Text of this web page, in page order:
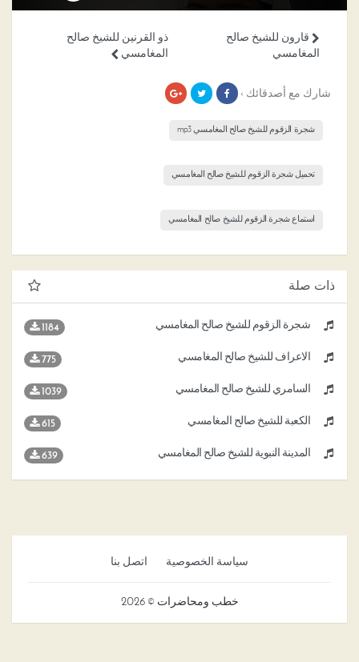
ذو القرنين للشيخ صالح
المغامسي
قارون للشيخ صالح
المغامسي
شارك مع أصدقائك ›
شجرة الزقوم للشيخ صالح المغامسي mp3
تحميل شجرة الزقوم للشيخ صالح المغامسي
استماع شجرة الزقوم للشيخ صالح المغامسي
ذات صلة
شجرة الزقوم للشيخ صالح المغامسي 1184
الاعراف للشيخ صالح المغامسي 775
السامري للشيخ صالح المغامسي 1039
الكعبة للشيخ صالح المغامسي 615
المدينة النبوية للشيخ صالح المغامسي 639
سياسة الخصوصية اتصل بنا
خطب ومحاضرات © 2026